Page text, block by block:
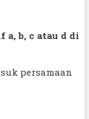
a, b, c atau d di
persamaan